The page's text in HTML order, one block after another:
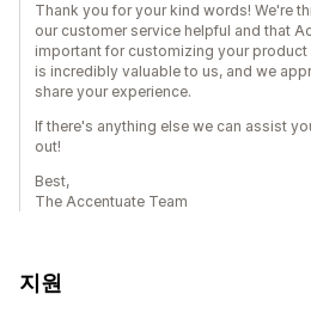
Thank you for your kind words! We're
our customer service helpful and that
important for customizing your
is incredibly valuable to us, and we
share your experience.
If there's anything else we can assist
out!
Best,
The Accentuate Team
지원